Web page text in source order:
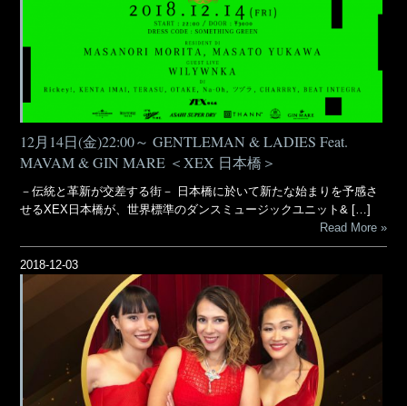
12月14日(金)22:00～ GENTLEMAN & LADIES Feat.
MAVAM & GIN MARE ＜XEX 日本橋＞
－伝統と革新が交差する街－ 日本橋に於いて新たな始まりを予感さ
せるXEX日本橋が、世界標準のダンスミュージックユニット& […]
Read More
2018-12-03